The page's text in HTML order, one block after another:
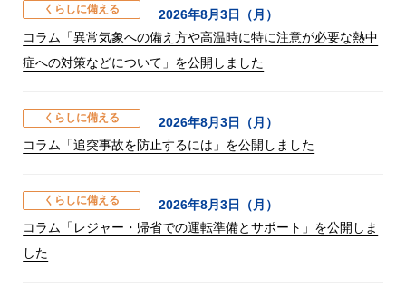
くらしに備える
2026年8月3日（月）
コラム「異常気象への備え方や高温時に特に注意が必要な熱中
症への対策などについて」を公開しました
くらしに備える
2026年8月3日（月）
コラム「追突事故を防止するには」を公開しました
くらしに備える
2026年8月3日（月）
コラム「レジャー・帰省での運転準備とサポート」を公開しま
した